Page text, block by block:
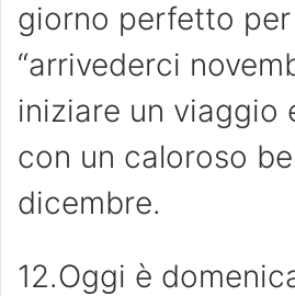
giorno perfetto
“arrivederci
iniziare un viaggio
con un caloroso
dicembre.
12.Oggi è